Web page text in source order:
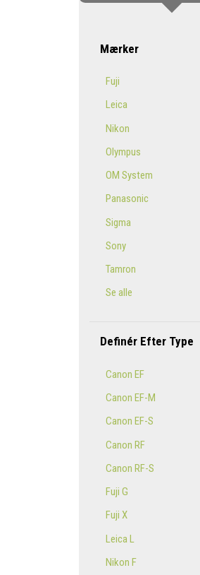
Mærker
Fuji
Leica
Nikon
Olympus
OM System
Panasonic
Sigma
Sony
Tamron
Se alle
Definér Efter Type
Canon EF
Canon EF-M
Canon EF-S
Canon RF
Canon RF-S
Fuji G
Fuji X
Leica L
Nikon F